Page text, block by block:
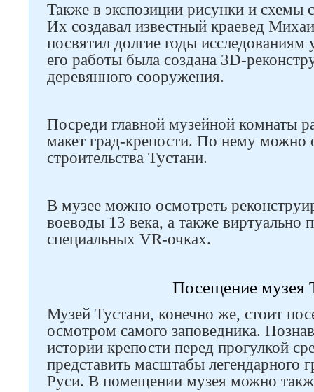
Также в экспозиции рисунки и схемы
Их создавал известный краевед
посвятил долгие годы
его работы была создана 3D-
деревянного сооружения.
Посреди главной музейной комнаты
макет град-крепости. По нему можно
строительства Тустани.
В музее можно осмотреть
воеводы 13 века, а также виртуально
специальных VR-очках.
Посещение музея
Музей Тустани, конечно же, стоит
осмотром самого заповедника.
истории крепости перед прогулкой
представить масштабы легендарного
Руси. В помещении музея можно
Следите за нами в соцсетях